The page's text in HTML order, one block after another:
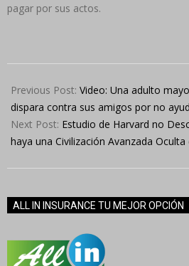
pagar por sus actos.
06-
14
Previous Post: Video: Una adulto
dispara contra sus amigos por no
Next Post: Estudio de Harvard no
haya una Civilización Avanzada Oculta
ALL IN INSURANCE TU MEJOR OPCIÓN